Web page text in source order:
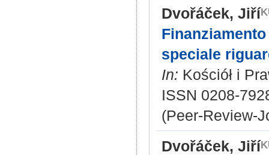
Dvořáček, Jiří
speciale
In: Kościół i
ISSN 0208-
(Peer-Review-
Dvořáček, Jiří